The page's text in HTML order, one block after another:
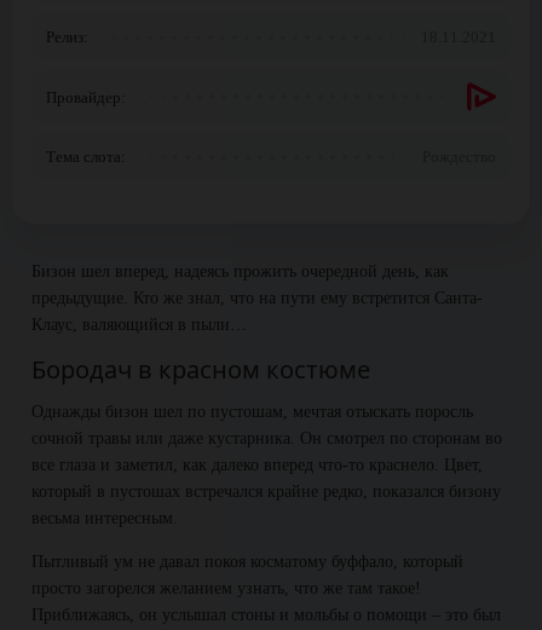
Релиз:
Провайдер:
Тема слота:
Бизон шел вперед, надеясь прожить очередной день, как
предыдущие. Кто же знал, что на пути ему встретится Санта-
Клаус, валяющийся в пыли…
Бородач в красном костюме
Однажды бизон шел по пустошам, мечтая отыскать поросль
сочной травы или даже кустарника. Он смотрел по сторонам во
все глаза и заметил, как далеко вперед что-то краснело. Цвет,
который в пустошах встречался крайне редко, показался бизону
весьма интересным.
Пытливый ум не давал покоя косматому буффало, который
просто загорелся желанием узнать, что же там такое!
Приближаясь, он услышал стоны и мольбы о помощи – это был